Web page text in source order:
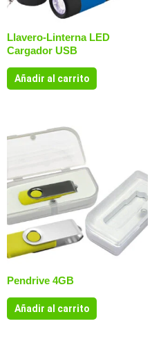
Llavero-Linterna LED
Cargador USB
Añadir al carrito
Pendrive 4GB
Añadir al carrito